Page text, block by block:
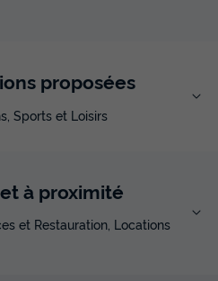
proposées
Sports et Loisirs
à proximité
et Restauration, Locations